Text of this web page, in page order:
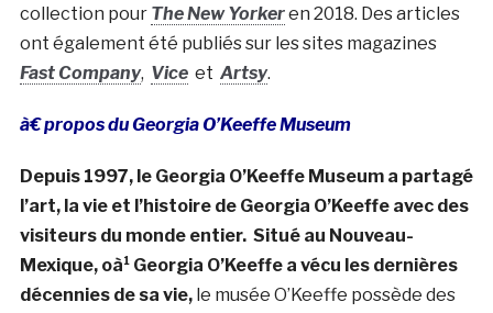
collection pour The New Yorkeren 2018. Des articles
ont également été publiés sur les sites magazines
Fast Company, Viceet Artsy.
à€ propos du Georgia O’Keeffe Museum
Depuis 1997, le Georgia O’Keeffe Museum a partagé
l’art, la vie et l’histoire de Georgia O’Keeffe avec des
visiteurs du monde entier. Situé au Nouveau-
Mexique, oà¹ Georgia O’Keeffe a vécu les dernières
décennies de sa vie,le musée O’Keeffe possède des